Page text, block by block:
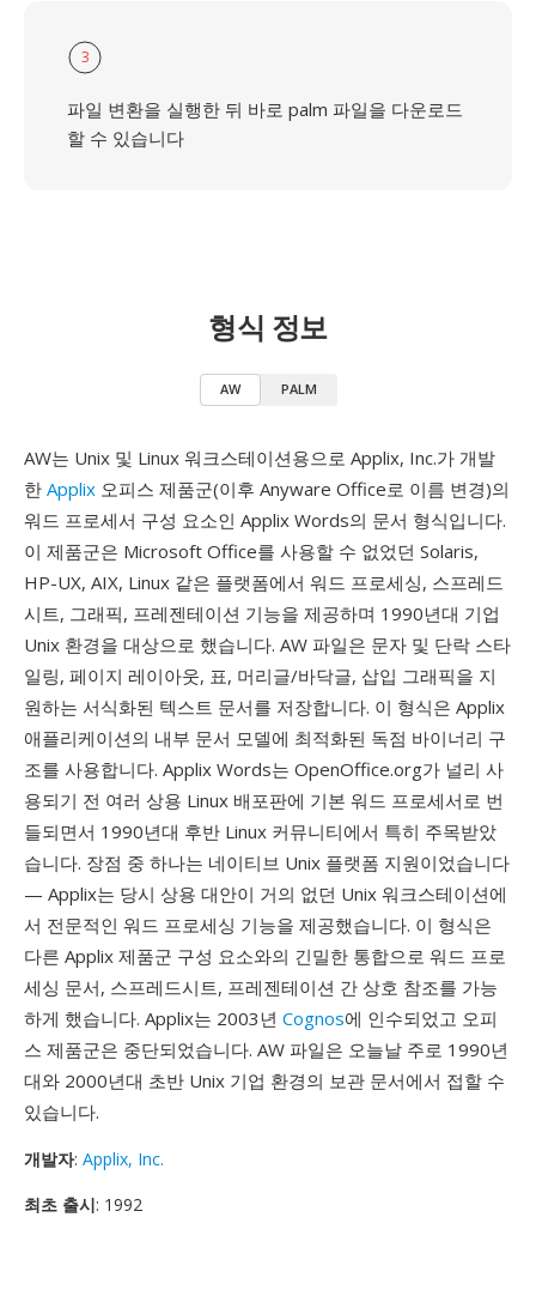
3
파일 변환을 실행한 뒤 바로 palm 파일을 다운로드
할 수 있습니다
형식 정보
AW PALM
AW는 Unix 및 Linux 워크스테이션용으로 Applix, Inc.가 개발
한 Applix 오피스 제품군(이후 Anyware Office로 이름 변경)의
워드 프로세서 구성 요소인 Applix Words의 문서 형식입니다.
이 제품군은 Microsoft Office를 사용할 수 없었던 Solaris,
HP-UX, AIX, Linux 같은 플랫폼에서 워드 프로세싱, 스프레드
시트, 그래픽, 프레젠테이션 기능을 제공하며 1990년대 기업
Unix 환경을 대상으로 했습니다. AW 파일은 문자 및 단락 스타
일링, 페이지 레이아웃, 표, 머리글/바닥글, 삽입 그래픽을 지
원하는 서식화된 텍스트 문서를 저장합니다. 이 형식은 Applix
애플리케이션의 내부 문서 모델에 최적화된 독점 바이너리 구
조를 사용합니다. Applix Words는 OpenOffice.org가 널리 사
용되기 전 여러 상용 Linux 배포판에 기본 워드 프로세서로 번
들되면서 1990년대 후반 Linux 커뮤니티에서 특히 주목받았
습니다. 장점 중 하나는 네이티브 Unix 플랫폼 지원이었습니다
— Applix는 당시 상용 대안이 거의 없던 Unix 워크스테이션에
서 전문적인 워드 프로세싱 기능을 제공했습니다. 이 형식은
다른 Applix 제품군 구성 요소와의 긴밀한 통합으로 워드 프로
세싱 문서, 스프레드시트, 프레젠테이션 간 상호 참조를 가능
하게 했습니다. Applix는 2003년 Cognos에 인수되었고 오피
스 제품군은 중단되었습니다. AW 파일은 오늘날 주로 1990년
대와 2000년대 초반 Unix 기업 환경의 보관 문서에서 접할 수
있습니다.
개발자: Applix, Inc.
최초 출시: 1992